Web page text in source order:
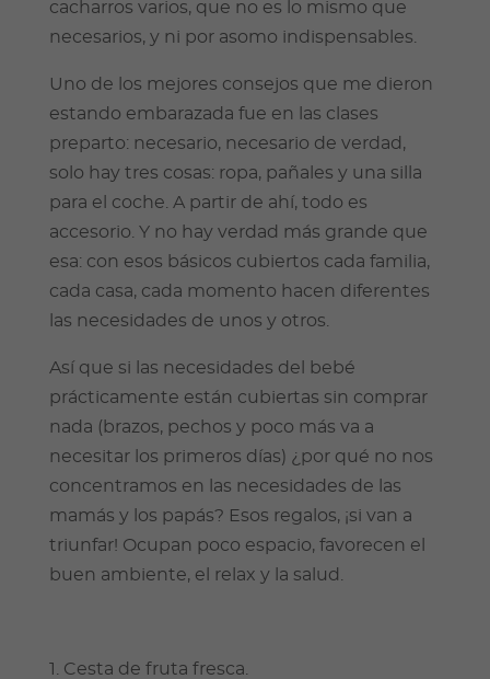
cacharros varios, que no es lo mismo que
necesarios, y ni por asomo indispensables.
Uno de los mejores consejos que me dieron
estando embarazada fue en las clases
preparto: necesario, necesario de verdad,
solo hay tres cosas: ropa, pañales y una silla
para el coche. A partir de ahí, todo es
accesorio. Y no hay verdad más grande que
esa: con esos básicos cubiertos cada familia,
cada casa, cada momento hacen diferentes
las necesidades de unos y otros.
Así que si las necesidades del bebé
prácticamente están cubiertas sin comprar
nada (brazos, pechos y poco más va a
necesitar los primeros días) ¿por qué no nos
concentramos en las necesidades de las
mamás y los papás? Esos regalos, ¡si van a
triunfar! Ocupan poco espacio, favorecen el
buen ambiente, el relax y la salud.
Cesta de fruta fresca.